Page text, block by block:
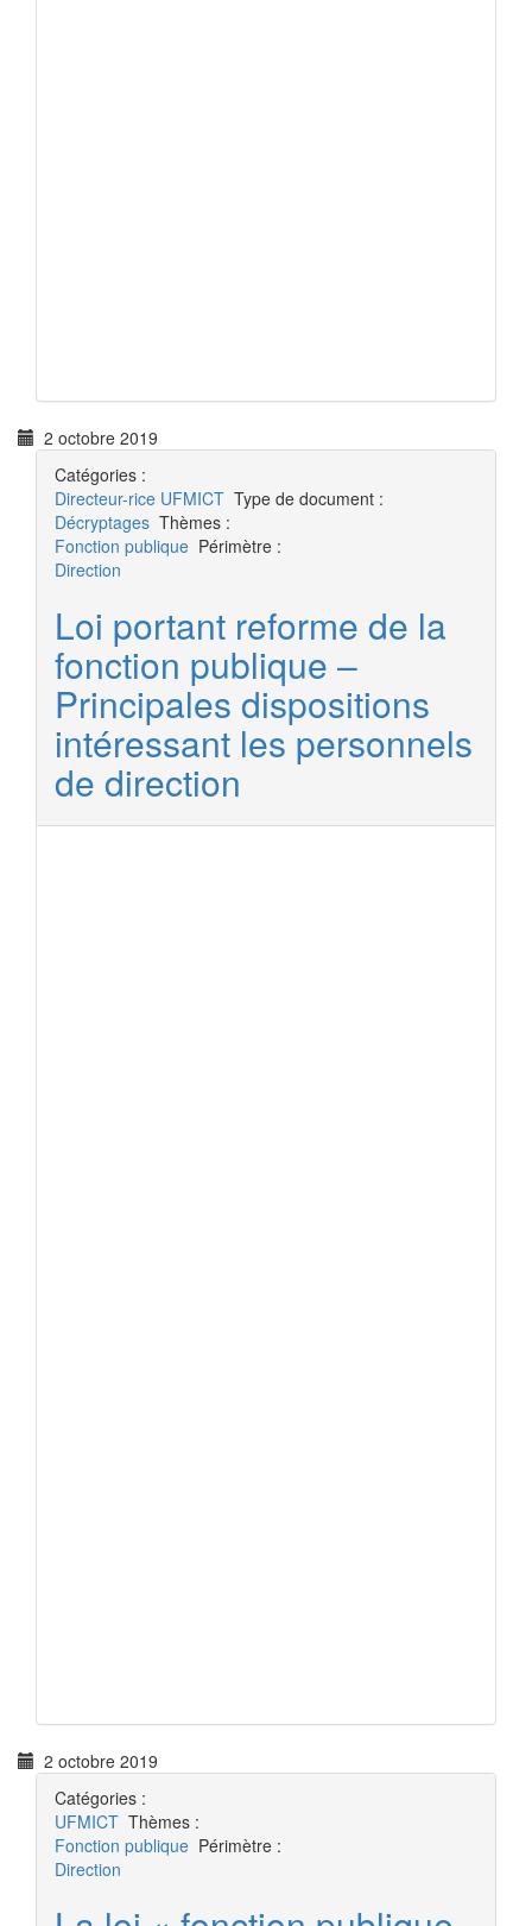
2 octobre 2019
Catégories :
Directeur-rice UFMICT Type de document :
Décryptages Thèmes :
Fonction publique Périmètre :
Direction
Loi portant reforme de la
fonction publique –
Principales dispositions
intéressant les personnels
de direction
2 octobre 2019
Catégories :
UFMICT Thèmes :
Fonction publique Périmètre :
Direction